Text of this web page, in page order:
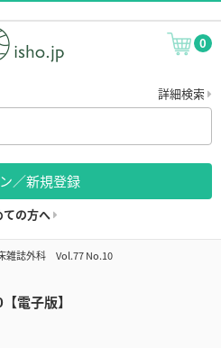
0
詳細検索
／新規登録
ての方へ
雑誌外科 Vol.77 No.10
電子版】